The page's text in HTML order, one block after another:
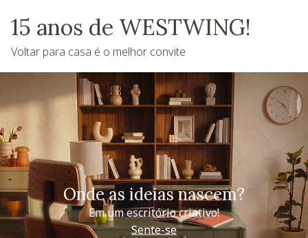
15 anos de WESTWING!
Voltar para casa é o melhor convite
Onde as ideias nascem?
Em um escritório criativo!
Sente-se